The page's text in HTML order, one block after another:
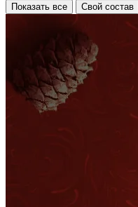
Показать все Свой состав